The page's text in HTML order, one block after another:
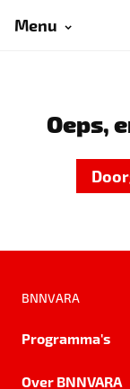
Menu
Oeps,
BNNVARA
Programma's
Over BNNVARA